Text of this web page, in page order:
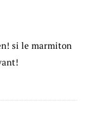
si le marmiton